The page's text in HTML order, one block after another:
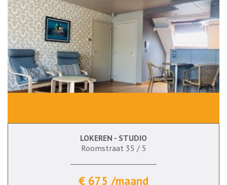
LOKEREN - STUDIO
Roomstraat 35 / 5
€ 675 /maand